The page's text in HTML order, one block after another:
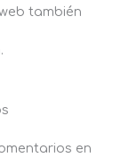
también
en